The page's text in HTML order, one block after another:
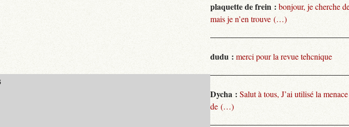
plaquette de frein : bonjour, je cherche
mais je n’en trouve (…)
dudu : merci pour la revue tehcnique
Dycha : Salut à tous, J’ai utilisé la
de (…)